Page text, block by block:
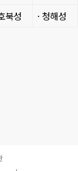
북성
· 청해성